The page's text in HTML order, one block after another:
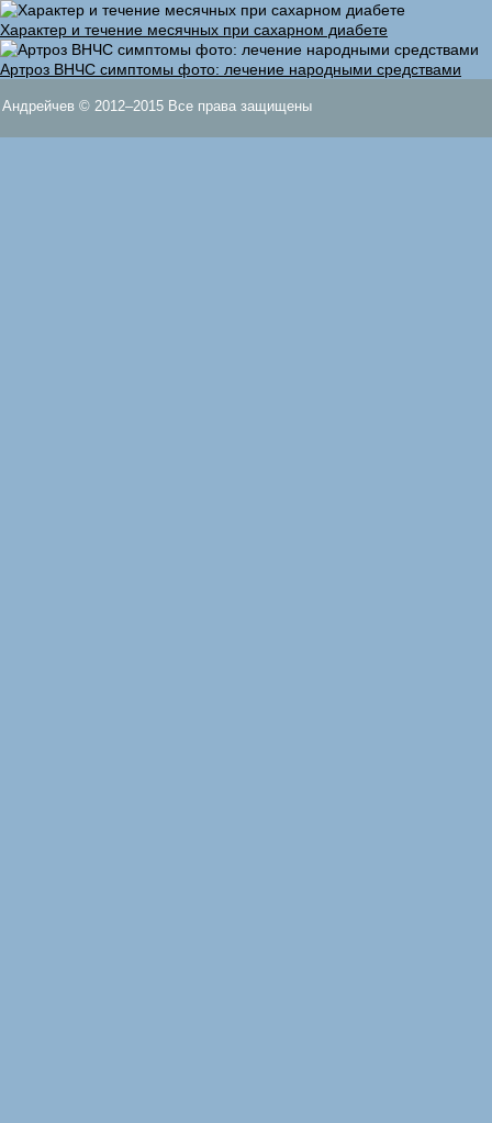
Характер и течение месячных при сахарном диабете
Артроз ВНЧС симптомы фото: лечение народными средствами
Андрейчев © 2012–2015 Все права защищены